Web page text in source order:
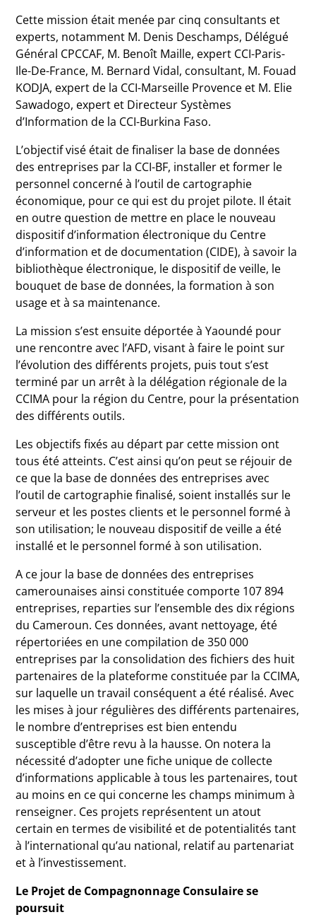
Cette mission était menée par cinq consultants et
experts, notamment M. Denis Deschamps, Délégué
Général CPCCAF, M. Benoît Maille, expert CCI-Paris-
Ile-De-France, M. Bernard Vidal, consultant, M. Fouad
KODJA, expert de la CCI-Marseille Provence et M. Elie
Sawadogo, expert et Directeur Systèmes
d’Information de la CCI-Burkina Faso.
L’objectif visé était de finaliser la base de données
des entreprises par la CCI-BF, installer et former le
personnel concerné à l’outil de cartographie
économique, pour ce qui est du projet pilote. Il était
en outre question de mettre en place le nouveau
dispositif d’information électronique du Centre
d’information et de documentation (CIDE), à savoir la
bibliothèque électronique, le dispositif de veille, le
bouquet de base de données, la formation à son
usage et à sa maintenance.
La mission s’est ensuite déportée à Yaoundé pour
une rencontre avec l’AFD, visant à faire le point sur
l’évolution des différents projets, puis tout s’est
terminé par un arrêt à la délégation régionale de la
CCIMA pour la région du Centre, pour la présentation
des différents outils.
Les objectifs fixés au départ par cette mission ont
tous été atteints. C’est ainsi qu’on peut se réjouir de
ce que la base de données des entreprises avec
l’outil de cartographie finalisé, soient installés sur le
serveur et les postes clients et le personnel formé à
son utilisation; le nouveau dispositif de veille a été
installé et le personnel formé à son utilisation.
A ce jour la base de données des entreprises
camerounaises ainsi constituée comporte 107 894
entreprises, reparties sur l’ensemble des dix régions
du Cameroun. Ces données, avant nettoyage, été
répertoriées en une compilation de 350 000
entreprises par la consolidation des fichiers des huit
partenaires de la plateforme constituée par la CCIMA,
sur laquelle un travail conséquent a été réalisé. Avec
les mises à jour régulières des différents partenaires,
le nombre d’entreprises est bien entendu
susceptible d’être revu à la hausse. On notera la
nécessité d’adopter une fiche unique de collecte
d’informations applicable à tous les partenaires, tout
au moins en ce qui concerne les champs minimum à
renseigner. Ces projets représentent un atout
certain en termes de visibilité et de potentialités tant
à l’international qu’au national, relatif au partenariat
et à l’investissement.
Le Projet de Compagnonnage Consulaire se
poursuit